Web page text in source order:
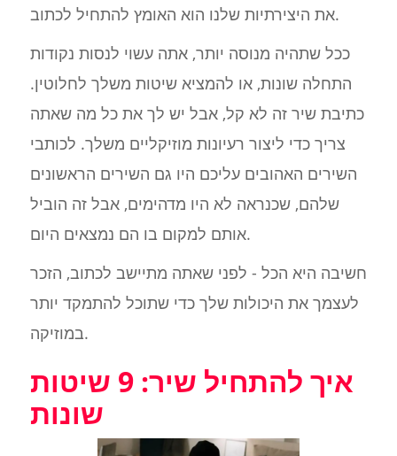
את היצירתיות שלנו הוא האומץ להתחיל לכתוב.
ככל שתהיה מנוסה יותר, אתה עשוי לנסות נקודות
התחלה שונות, או להמציא שיטות משלך לחלוטין.
כתיבת שיר זה לא קל, אבל יש לך את כל מה שאתה
צריך כדי ליצור רעיונות מוזיקליים משלך. לכותבי
השירים האהובים עליכם היו גם השירים הראשונים
שלהם, שכנראה לא היו מדהימים, אבל זה הוביל
אותם למקום בו הם נמצאים היום.
חשיבה היא הכל - לפני שאתה מתיישב לכתוב, הזכר
לעצמך את היכולות שלך כדי שתוכל להתמקד יותר
במוזיקה.
איך להתחיל שיר: 9 שיטות
שונות